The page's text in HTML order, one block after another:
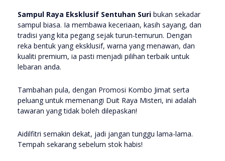
Sampul Raya Eksklusif Sentuhan Suri bukan sekadar
sampul biasa. Ia membawa keceriaan, kasih sayang, dan
tradisi yang kita pegang sejak turun-temurun. Dengan
reka bentuk yang eksklusif, warna yang menawan, dan
kualiti premium, ia pasti menjadi pilihan terbaik untuk
lebaran anda.
Tambahan pula, dengan Promosi Kombo Jimat serta
peluang untuk memenangi Duit Raya Misteri, ini adalah
tawaran yang tidak boleh dilepaskan!
Aidilfitri semakin dekat, jadi jangan tunggu lama-lama.
Tempah sekarang sebelum stok habis!